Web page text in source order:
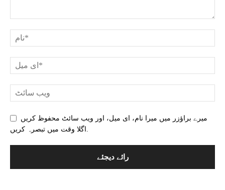
میرے براؤزر میں میرا نام، ای میل، اور ویب سائٹ محفوظ کریں